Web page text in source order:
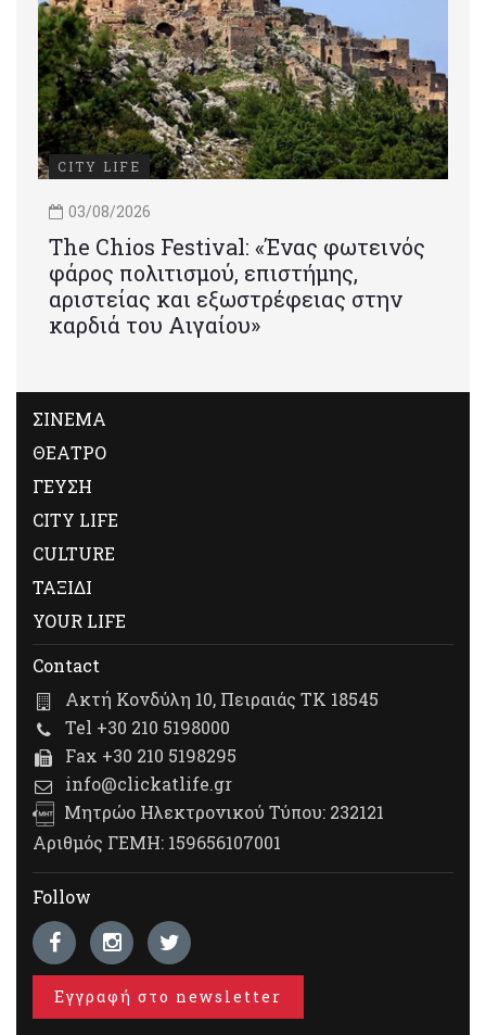
CITY LIFE
03/08/2026
Τhe Chios Festival: «Ένας φωτεινός
φάρος πολιτισμού, επιστήμης,
αριστείας και εξωστρέφειας στην
καρδιά του Αιγαίου»
ΣΙΝΕΜΑ
ΘΕΑΤΡΟ
ΓΕΥΣΗ
CITY LIFE
CULTURE
ΤΑΞΙΔΙ
YOUR LIFE
Contact
Ακτή Κονδύλη 10, Πειραιάς ΤΚ 18545
Tel +30 210 5198000
Fax +30 210 5198295
info@clickatlife.gr
Μητρώο Ηλεκτρονικού Τύπου: 232121
Αριθμός ΓΕΜΗ: 159656107001
Follow
Εγγραφή στο newsletter